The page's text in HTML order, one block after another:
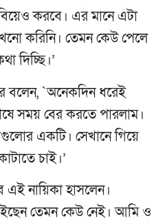
করবে। এর মানে এটা
করিনি। তেমন কেউ পেলে
দিচ্ছি।’
বলেন, `অনেকদিন ধরেই
সময় বের করতে পারলাম।
একটি। সেখানে গিয়ে
চাই।’
এই নায়িকা হাসলেন।
তেমন কেউ নেই। আমি ও